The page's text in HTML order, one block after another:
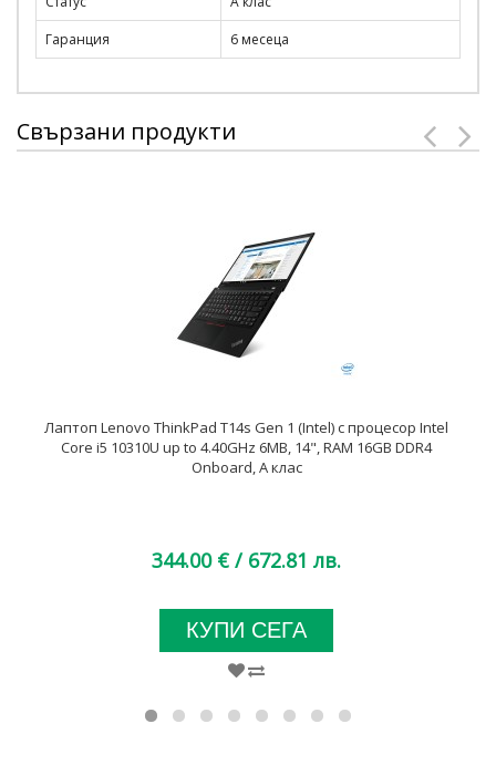
Гаранция
6 месеца
Свързани продукти
Лаптоп Lenovo ThinkPad T14s Gen 1 (Intel) с процесор Intel
Core i5 10310U up to 4.40GHz 6MB, 14", RAM 16GB DDR4
Onboard, A клас
344.00 € / 672.81 лв.
КУПИ СЕГА